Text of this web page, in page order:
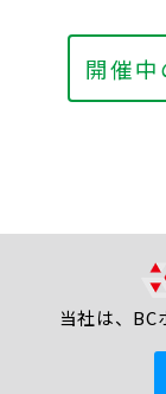
開催
当社は、BC